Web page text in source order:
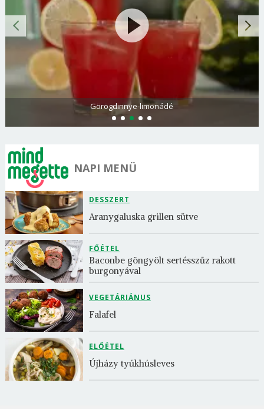
Görögdinnye-limonádé
NAPI MENÜ
DESSZERT
Aranygaluska grillen sütve
FŐÉTEL
Baconbe göngyölt sertésszűz rakott
burgonyával
VEGETÁRIÁNUS
Falafel
ELŐÉTEL
Újházy tyúkhúsleves